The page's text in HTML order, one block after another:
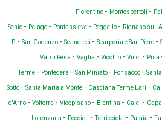
Fiorentino - Montespertoli -
Senio - Pelago - Pontassieve - Reggello - Rignano
P. - San Godenzo - Scandicci - Scarperia e San Piero -
Val di Pesa - Vaglia - Vicchio - Vinci - Pisa
Terme - Pontedera - San Miniato - Ponsacco -
Sotto - Santa Maria a Monte - Casciana Terme Lari -
d'Arno - Volterra - Vicopisano - Bientina - Calci -
Lorenzana - Peccioli -Terricciola - Palaia -